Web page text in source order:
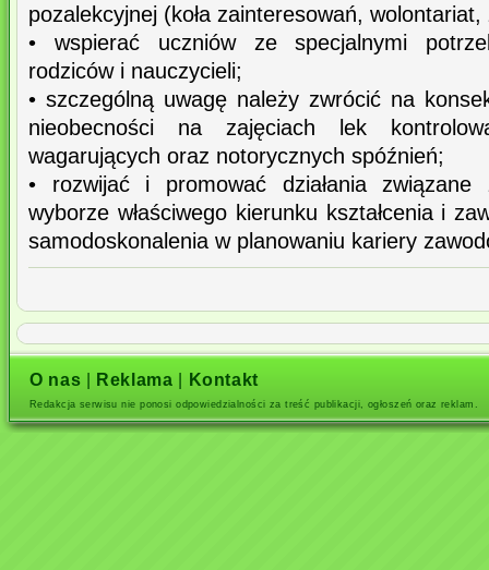
pozalekcyjnej (koła zainteresowań,
• wspierać uczniów ze specjalnymi
rodziców i nauczycieli;
• szczególną uwagę należy zwrócić na
nieobecności na zajęciach lek
wagarujących oraz notorycznych spóźnień;
• rozwijać i promować działania
wyborze właściwego kierunku kształcenia i
samodoskonalenia w planowaniu kariery
O nas Reklama Kontakt
Redakcja serwisu nie ponosi odpowiedzialności za treść publikacji, ogłoszeń oraz reklam.